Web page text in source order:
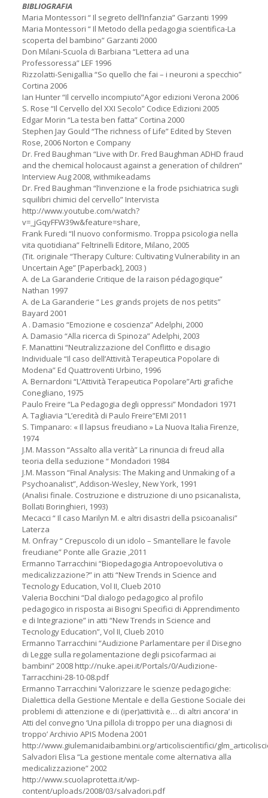
BIBLIOGRAFIA
Maria Montessori “ Il segreto dell’Infanzia” Garzanti 1999
Maria Montessori “ Il Metodo della pedagogia scientifica-La
scoperta del bambino” Garzanti 2000
Don Milani-Scuola di Barbiana “Lettera ad una
Professoressa” LEF 1996
Rizzolatti-Senigallia “So quello che fai – i neuroni a specchio”
Cortina 2006
Ian Hunter “Il cervello incompiuto”Agor edizioni Verona 2006
S. Rose “Il Cervello del XXI Secolo” Codice Edizioni 2005
Edgar Morin “La testa ben fatta” Cortina 2000
Stephen Jay Gould “The richness of Life” Edited by Steven
Rose, 2006 Norton e Company
Dr. Fred Baughman “Live with Dr. Fred Baughman ADHD fraud
and the chemical holocaust against a generation of children”
Interview Aug 2008, withmikeadams
Dr. Fred Baughman “l’invenzione e la frode psichiatrica sugli
squilibri chimici del cervello” Intervista
http://www.youtube.com/watch?
v=_jGqyFFW39w&feature=share,
Frank Furedi “Il nuovo conformismo. Troppa psicologia nella
vita quotidiana” Feltrinelli Editore, Milano, 2005
(Tit. originale “Therapy Culture: Cultivating Vulnerability in an
Uncertain Age” [Paperback], 2003 )
A. de La Garanderie Critique de la raison pédagogique”
Nathan 1997
A. de La Garanderie “ Les grands projets de nos petits”
Bayard 2001
A . Damasio “Emozione e coscienza” Adelphi, 2000
A. Damasio “Alla ricerca di Spinoza” Adelphi, 2003
F. Manattini “Neutralizzazione del Conflitto e disagio
Individuale “Il caso dell’Attività Terapeutica Popolare di
Modena” Ed Quattroventi Urbino, 1996
A. Bernardoni “L’Attività Terapeutica Popolare”Arti grafiche
Conegliano, 1975
Paulo Freire “La Pedagogia degli oppressi” Mondadori 1971
A. Tagliavia “L’eredità di Paulo Freire”EMI 2011
S. Timpanaro: « Il lapsus freudiano » La Nuova Italia Firenze,
1974
J.M. Masson “Assalto alla verità” La rinuncia di freud alla
teoria della seduzione “ Mondadori 1984
J.M. Masson “Final Analysis: The Making and Unmaking of a
Psychoanalist”, Addison-Wesley, New York, 1991
(Analisi finale. Costruzione e distruzione di uno psicanalista,
Bollati Boringhieri, 1993)
Mecacci “ Il caso Marilyn M. e altri disastri della psicoanalisi”
Laterza
M. Onfray “ Crepuscolo di un idolo – Smantellare le favole
freudiane” Ponte alle Grazie ,2011
Ermanno Tarracchini “Biopedagogia Antropoevolutiva o
medicalizzazione?” in atti “New Trends in Science and
Tecnology Education, Vol II, Clueb 2010
Valeria Bocchini “Dal dialogo pedagogico al profilo
pedagogico in risposta ai Bisogni Specifici di Apprendimento
e di Integrazione” in atti “New Trends in Science and
Tecnology Education”, Vol II, Clueb 2010
Ermanno Tarracchini “Audizione Parlamentare per il Disegno
di Legge sulla regolamentazione degli psicofarmaci ai
bambini” 2008 http://nuke.apei.it/Portals/0/Audizione-
Tarracchini-28-10-08.pdf
Ermanno Tarracchini ‘Valorizzare le scienze pedagogiche:
Dialettica della Gestione Mentale e della Gestione Sociale dei
problemi di attenzione e di (iper)attività e… di altri ancora’ in
Atti del convegno ‘Una pillola di troppo per una diagnosi di
troppo’ Archivio APIS Modena 2001
http://www.giulemanidaibambini.org/articoliscientifici/
Salvadori Elisa “La gestione mentale come alternativa alla
medicalizzazione” 2002
http://www.scuolaprotetta.it/wp-
content/uploads/2008/03/salvadori.pdf